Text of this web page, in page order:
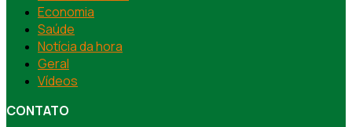
Economia
Saúde
Notícia da hora
Geral
Vídeos
CONTATO